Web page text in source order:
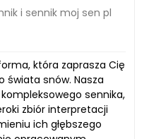
i sennik moj sen pl
która zaprasza Cię
świata snów. Nasza
sennika,
zbiór interpretacji
ich głębszego